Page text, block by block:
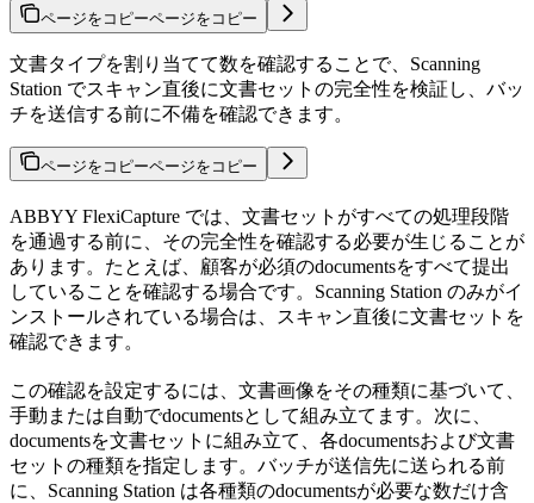
ページをコピーページをコピー
文書タイプを割り当てて数を確認することで、Scanning
Station でスキャン直後に文書セットの完全性を検証し、バッ
チを送信する前に不備を確認できます。
ページをコピーページをコピー
ABBYY FlexiCapture では、文書セットがすべての処理段階
を通過する前に、その完全性を確認する必要が生じることが
あります。たとえば、顧客が必須のdocumentsをすべて提出
していることを確認する場合です。Scanning Station のみがイ
ンストールされている場合は、スキャン直後に文書セットを
確認できます。
この確認を設定するには、文書画像をその種類に基づいて、
手動または自動でdocumentsとして組み立てます。次に、
documentsを文書セットに組み立て、各documentsおよび文書
セットの種類を指定します。バッチが送信先に送られる前
に、Scanning Station は各種類のdocumentsが必要な数だけ含